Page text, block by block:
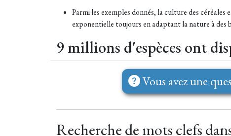
Parmi les exemples donnés, la culture des
exponentielle toujours en adaptant la nature à des
9 millions d'espèces ont
Vous avez une
Recherche de mots clefs